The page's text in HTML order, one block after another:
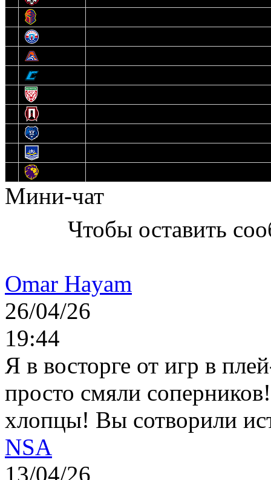
Мини-чат
Чтобы оставить
Omar Hayam
26/04/26
19:44
Я в восторге от игр в
просто смяли
хлопцы! Вы сотворили
NSA
13/04/26